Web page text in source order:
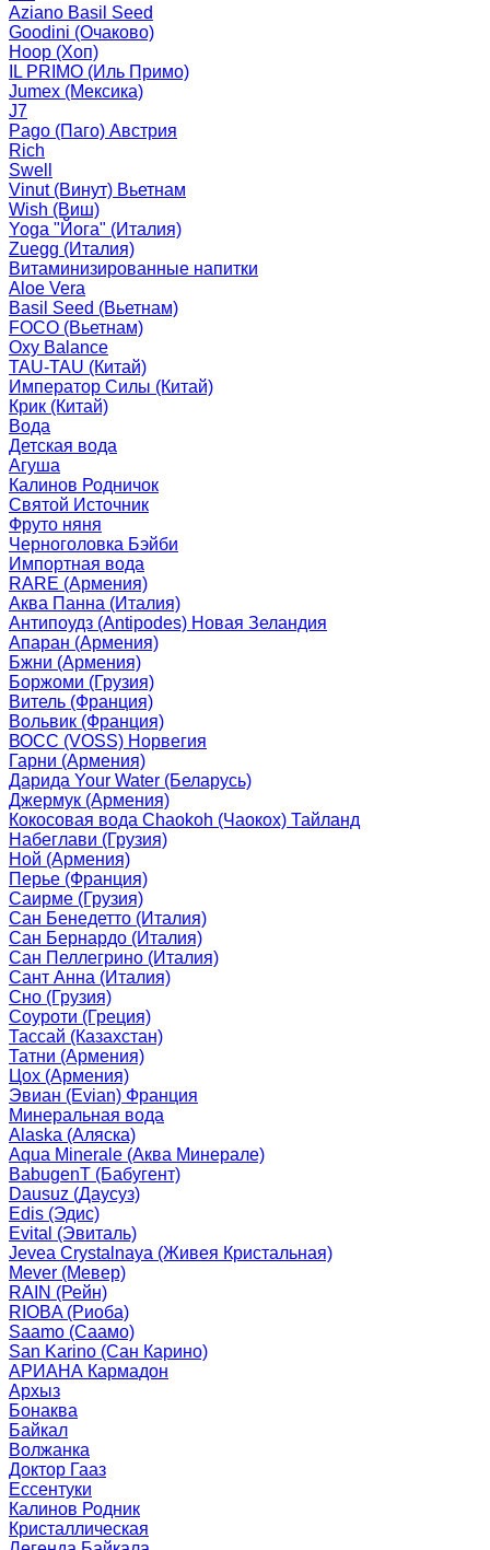
Aziano Basil Seed
Goodini (Очаково)
Hoop (Хоп)
IL PRIMO (Иль Примо)
Jumex (Мексика)
J7
Pago (Паго) Австрия
Rich
Swell
Vinut (Винут) Вьетнам
Wish (Виш)
Yoga "Йога" (Италия)
Zuegg (Италия)
Витаминизированные напитки
Aloe Vera
Basil Seed (Вьетнам)
FOCO (Вьетнам)
Oxy Balance
TAU-TAU (Китай)
Император Силы (Китай)
Крик (Китай)
Вода
Детская вода
Агуша
Калинов Родничок
Святой Источник
Фруто няня
Черноголовка Бэйби
Импортная вода
RARE (Армения)
Аква Панна (Италия)
Антипоудз (Antipodes) Новая Зеландия
Апаран (Армения)
Бжни (Армения)
Боржоми (Грузия)
Витель (Франция)
Вольвик (Франция)
ВОСС (VOSS) Норвегия
Гарни (Армения)
Дарида Your Water (Беларусь)
Джермук (Армения)
Кокосовая вода Chaokoh (Чаокох) Тайланд
Набеглави (Грузия)
Ной (Армения)
Перье (Франция)
Саирме (Грузия)
Сан Бенедетто (Италия)
Сан Бернардо (Италия)
Сан Пеллегрино (Италия)
Сант Анна (Италия)
Сно (Грузия)
Соуроти (Греция)
Тассай (Казахстан)
Татни (Армения)
Цох (Армения)
Эвиан (Evian) Франция
Минеральная вода
Alaska (Аляска)
Aqua Minerale (Аква Минерале)
BabugenT (Бабугент)
Dausuz (Даусуз)
Edis (Эдис)
Evital (Эвиталь)
Jevea Crystalnaya (Живея Кристальная)
Mever (Мевер)
RAIN (Рейн)
RIOBA (Риоба)
Saamo (Саамо)
San Karino (Сан Карино)
АРИАНА Кармадон
Архыз
Бонаква
Байкал
Волжанка
Доктор Гааз
Ессентуки
Калинов Родник
Кристаллическая